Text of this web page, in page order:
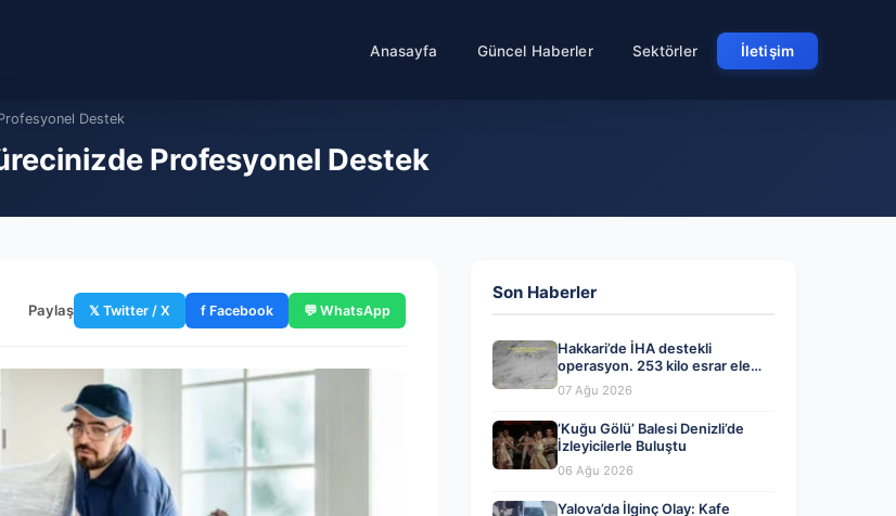
Anasayfa Güncel Haberler Sektörler İletişim
Destek
Profesyonel Destek
Paylaş 𝕏 Twitter / X f Facebook 💬 WhatsApp
Son Haberler
Hakkari’de İHA destekli
operasyon. 253 kilo esrar ele
geçirildi
07 Ağu 2026
‘Kuğu Gölü’ Balesi Denizli’de
İzleyicilerle Buluştu
06 Ağu 2026
Yalova’da İlginç Olay: Kafe